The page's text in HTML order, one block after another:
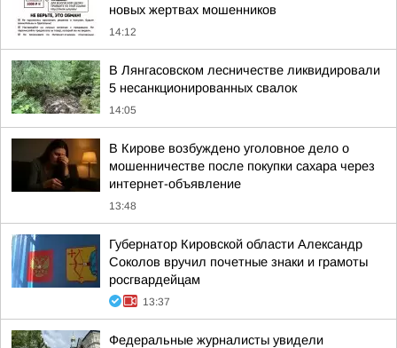
новых жертвах мошенников
14:12
В Лянгасовском лесничестве ликвидировали
5 несанкционированных свалок
14:05
В Кирове возбуждено уголовное дело о
мошенничестве после покупки сахара через
интернет-объявление
13:48
Губернатор Кировской области Александр
Соколов вручил почетные знаки и грамоты
росгвардейцам
13:37
Федеральные журналисты увидели